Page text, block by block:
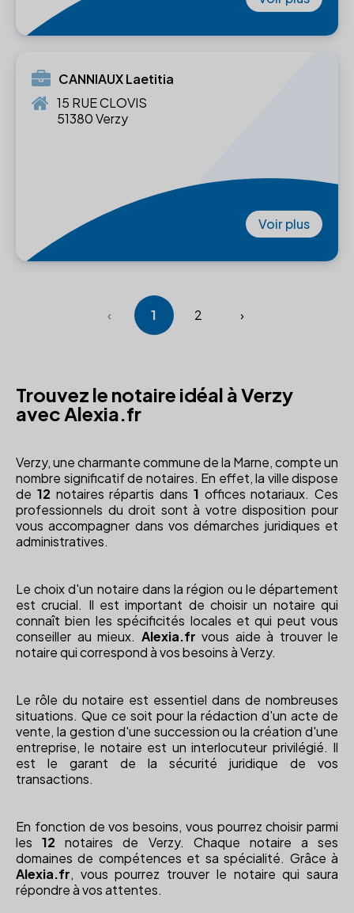
CANNIAUX Laetitia
15 RUE CLOVIS
51380 Verzy
Voir plus
‹ 1 2 ›
Trouvez le notaire idéal à Verzy
avec Alexia.fr
Verzy, une charmante commune de la Marne, compte un
nombre significatif de notaires. En effet, la ville dispose
de 12 notaires répartis dans 1 offices notariaux. Ces
professionnels du droit sont à votre disposition pour
vous accompagner dans vos démarches juridiques et
administratives.
Le choix d'un notaire dans la région ou le département
est crucial. Il est important de choisir un notaire qui
connaît bien les spécificités locales et qui peut vous
conseiller au mieux. Alexia.fr vous aide à trouver le
notaire qui correspond à vos besoins à Verzy.
Le rôle du notaire est essentiel dans de nombreuses
situations. Que ce soit pour la rédaction d'un acte de
vente, la gestion d'une succession ou la création d'une
entreprise, le notaire est un interlocuteur privilégié. Il
est le garant de la sécurité juridique de vos
transactions.
En fonction de vos besoins, vous pourrez choisir parmi
les12 notaires de Verzy. Chaque notaire a ses
domaines de compétences et sa spécialité. Grâce à
Alexia.fr, vous pourrez trouver le notaire qui saura
répondre à vos attentes.